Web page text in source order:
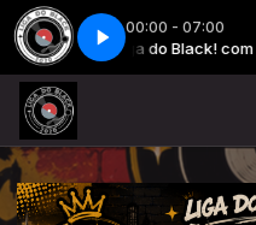
00:00 - 07:00
na Liga do Black! com DJ da